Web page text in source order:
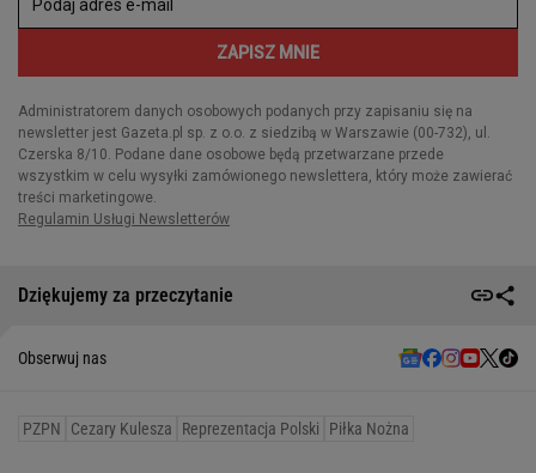
Dziękujemy za przeczytanie
Obserwuj nas
PZPN Cezary Kulesza Reprezentacja Polski Piłka Nożna